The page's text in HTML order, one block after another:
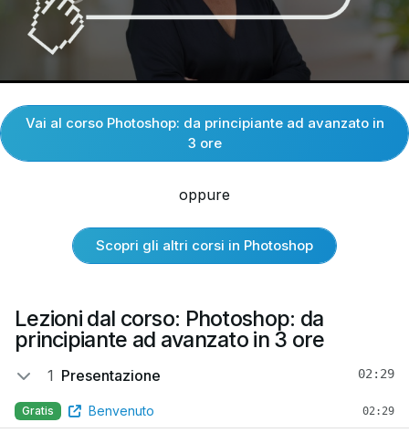
Vai al corso Photoshop: da principiante ad avanzato in
3 ore
oppure
Scopri gli altri corsi in Photoshop
Lezioni dal corso: Photoshop: da
principiante ad avanzato in 3 ore
1 Presentazione 02:29
Gratis Benvenuto 02:29